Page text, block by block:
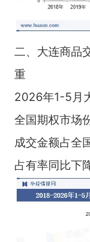
二、大连商品
重
2026年1-5月
全国期权市场
成交金额占全
占有率同比下